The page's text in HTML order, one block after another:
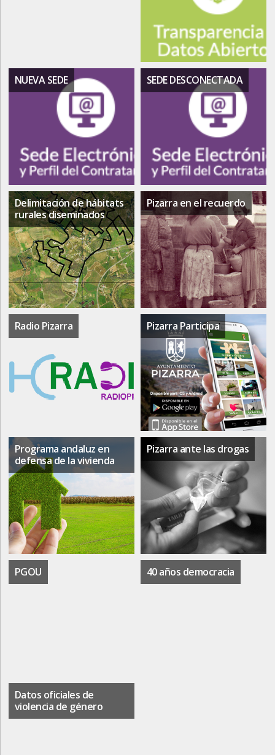
NUEVA SEDE SEDE DESCONECTADA
Delimitación de hábitats
rurales diseminados
Pizarra en el recuerdo
Radio Pizarra Pizarra Participa
Programa andaluz en
defensa de la vivienda
Pizarra ante las drogas
PGOU 40 años democracia
Datos oficiales de
violencia de género